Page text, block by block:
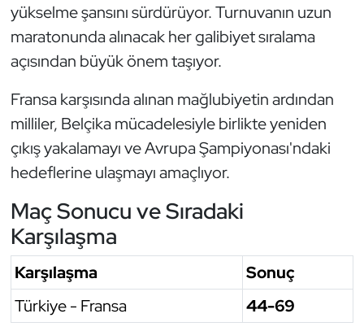
yükselme şansını sürdürüyor. Turnuvanın uzun
maratonunda alınacak her galibiyet sıralama
açısından büyük önem taşıyor.
Fransa karşısında alınan mağlubiyetin ardından
milliler, Belçika mücadelesiyle birlikte yeniden
çıkış yakalamayı ve Avrupa Şampiyonası'ndaki
hedeflerine ulaşmayı amaçlıyor.
Maç Sonucu ve Sıradaki
Karşılaşma
Karşılaşma
Sonuç
Türkiye - Fransa
44-69
Özel Sporcular
Paralimpik
Ragbi
Satranç
Sualtı Sporları
Tekvando
Tenis